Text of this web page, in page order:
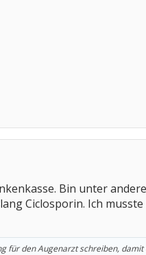
Bin unter
Ciclosporin. Ich
für den Augenarzt schreiben, damit